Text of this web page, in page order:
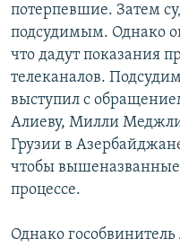
İSLAM VƏ DEMOKRATIYA
İZ - MƏDƏNIYYƏT PROQRAMI
PEŞƏ ETIKASI VƏ
MATERIALLARIMIZDAN
AZADLIQRADIOSU MOBIL
BIZIMLƏ ƏLAQƏ
XƏBƏR BÜLLETENLƏRIMIZ
BIZI IZLƏ
RFE/RL-in bütün
потерпевшие. Затем
подсудимым. Однако
что дадут показания
телеканалов.
выступил с
Алиеву, Милли
Грузии в
чтобы вышеназванные
процессе.
Однако гособвинитель